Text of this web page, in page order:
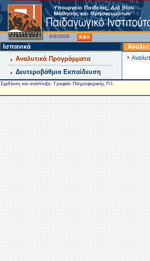
9/8/2026
Ισπανικά
Αναλυτικά Προγράμματα
Δευτεροβάθμια Εκπαίδευση
Σχεδίαση και ανάπτυξη: Γραφείο Πληροφορικής Π.Ι.